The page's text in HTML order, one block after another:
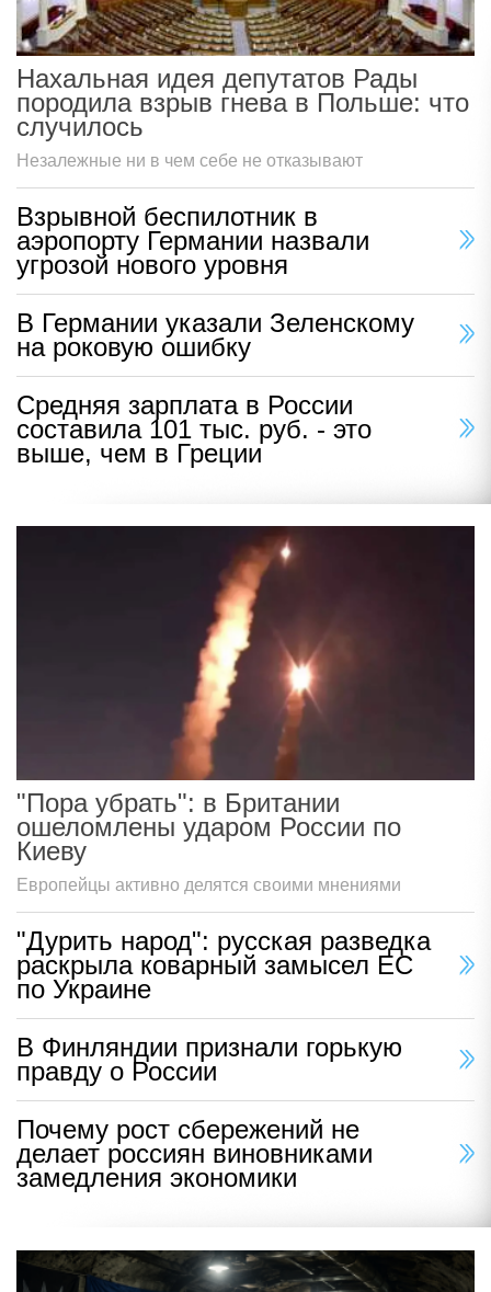
Нахальная идея депутатов Рады
породила взрыв гнева в Польше: что
случилось
Незалежные ни в чем себе не отказывают
Взрывной беспилотник в
аэропорту Германии назвали
угрозой нового уровня
В Германии указали Зеленскому
на роковую ошибку
Средняя зарплата в России
составила 101 тыс. руб. - это
выше, чем в Греции
"Пора убрать": в Британии
ошеломлены ударом России по
Киеву
Европейцы активно делятся своими мнениями
"Дурить народ": русская разведка
раскрыла коварный замысел ЕС
по Украине
В Финляндии признали горькую
правду о России
Почему рост сбережений не
делает россиян виновниками
замедления экономики